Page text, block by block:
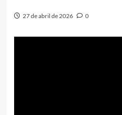
27 de abril de 2026 0